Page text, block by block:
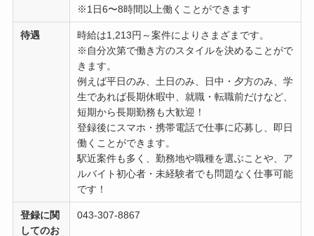
※1日6〜8時間以上働くことができます
待遇
時給は1,213円～案件によりさまざまです。
※自分次第で働き方のスタイルを決めることがで
きます。
例えば平日のみ、土日のみ、日中・夕方のみ、学
生であれば長期休暇中、就職・転職前だけなど、
短期から長期勤務も大歓迎！
登録後にスマホ・携帯電話で仕事に応募し、即日
働くことができます。
駅近案件も多く、勤務地や職種を選ぶことや、ア
ルバイト初心者・未経験者でも問題なく仕事可能
です！
登録に関
してのお
043-307-8867